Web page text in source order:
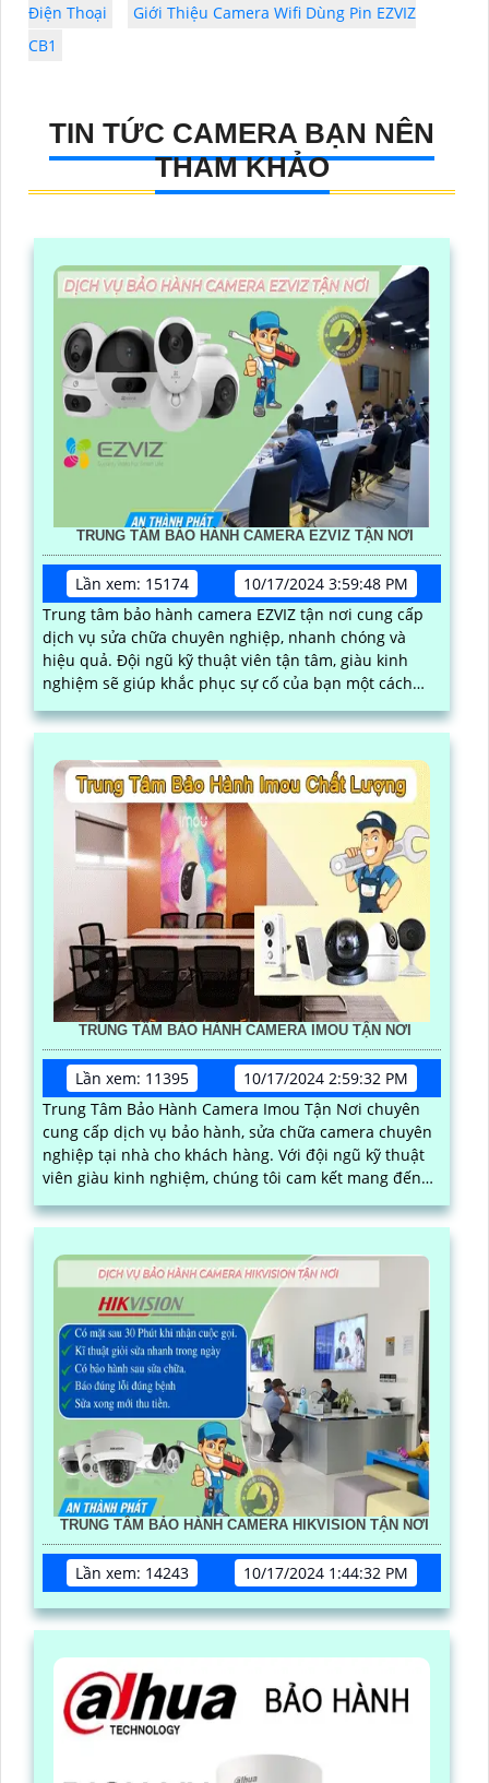
Điện Thoại
Giới Thiệu Camera Wifi Dùng Pin EZVIZ
CB1
TIN TỨC CAMERA BẠN NÊN
THAM KHẢO
TRUNG TÂM BẢO HÀNH CAMERA EZVIZ TẬN NƠI
Lần xem: 15174
10/17/2024 3:59:48 PM
Trung tâm bảo hành camera EZVIZ tận nơi cung cấp
dịch vụ sửa chữa chuyên nghiệp, nhanh chóng và
hiệu quả. Đội ngũ kỹ thuật viên tận tâm, giàu kinh
nghiệm sẽ giúp khắc phục sự cố của bạn một cách
TRUNG TÂM BẢO HÀNH CAMERA IMOU TẬN NƠI
Lần xem: 11395
10/17/2024 2:59:32 PM
Trung Tâm Bảo Hành Camera Imou Tận Nơi chuyên
cung cấp dịch vụ bảo hành, sửa chữa camera chuyên
nghiệp tại nhà cho khách hàng. Với đội ngũ kỹ thuật
viên giàu kinh nghiệm, chúng tôi cam kết mang đến
TRUNG TÂM BẢO HÀNH CAMERA HIKVISION TẬN NƠI
Lần xem: 14243 10/17/2024 1:44:32 PM